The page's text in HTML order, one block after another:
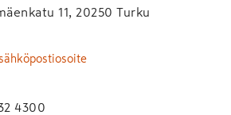
11, 20250 Turku
4300